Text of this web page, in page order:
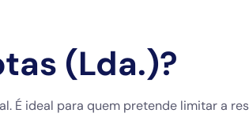
(Lda.)?
É ideal para quem pretende limitar a